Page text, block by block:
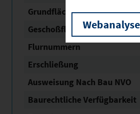
Grundflächen­zahl (GRZ)
Geschoßflächen­zahl (GFZ)
Flurnummern
Erschließung
Ausweisung Nach Bau NVO
Baurechtliche Verfügbarkeit